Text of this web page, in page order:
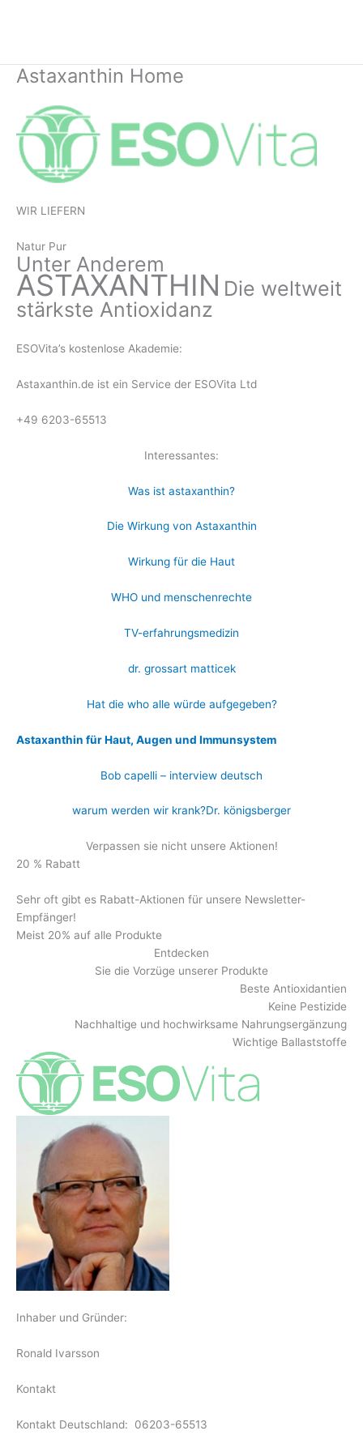
Astaxanthin Home
WIR LIEFERN
Natur Pur
Unter Anderem
ASTAXANTHIN Die weltweit
stärkste Antioxidanz
ESOVita’s kostenlose Akademie:
Astaxanthin.de ist ein Service der ESOVita Ltd
+49 6203-65513
Interessantes:
Was ist astaxanthin?
Die Wirkung von Astaxanthin
Wirkung für die Haut
WHO und menschenrechte
TV-erfahrungsmedizin
dr. grossart matticek
Hat die who alle würde aufgegeben?
Astaxanthin für Haut, Augen und Immunsystem
Bob capelli – interview deutsch
warum werden wir krank?Dr. königsberger
Verpassen sie nicht unsere Aktionen!
20 % Rabatt
Sehr oft gibt es Rabatt-Aktionen für unsere Newsletter-
Empfänger!
Meist 20% auf alle Produkte
Entdecken
Sie die Vorzüge unserer Produkte
Beste Antioxidantien
Keine Pestizide
Nachhaltige und hochwirksame Nahrungsergänzung
Wichtige Ballaststoffe
Inhaber und Gründer:
Ronald Ivarsson
Kontakt
Kontakt Deutschland: 06203-65513